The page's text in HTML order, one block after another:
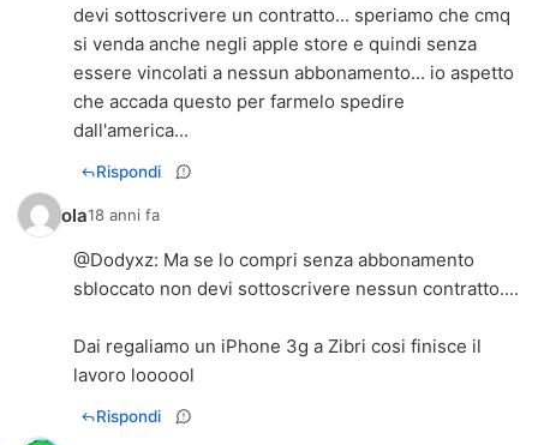
devi sottoscrivere un contratto... speriamo che cmq
si venda anche negli apple store e quindi senza
essere vincolati a nessun abbonamento... io aspetto
che accada questo per farmelo spedire
dall'america...
Rispondi
ola18 anni fa
@Dodyxz: Ma se lo compri senza abbonamento
sbloccato non devi sottoscrivere nessun contratto....
Dai regaliamo un iPhone 3g a Zibri cosi finisce il
lavoro loooool
Rispondi